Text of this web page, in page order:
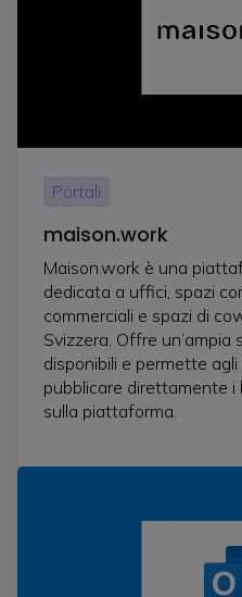
Portali
maison.work
Maison.work è una
dedicata a uffici, spazi
commerciali e spazi di
Svizzera. Offre un’ampia
disponibili e permette
pubblicare direttamente i
sulla piattaforma.